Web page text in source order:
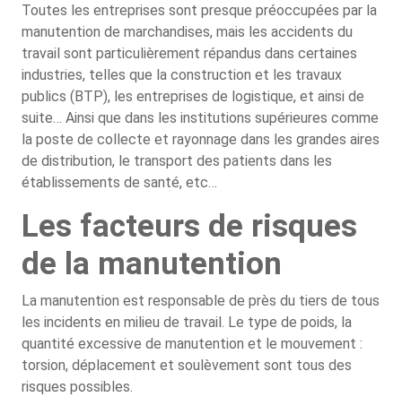
Toutes les entreprises sont presque préoccupées par la
manutention de marchandises, mais les accidents du
travail sont particulièrement répandus dans certaines
industries, telles que la construction et les travaux
publics (BTP), les entreprises de logistique, et ainsi de
suite… Ainsi que dans les institutions supérieures comme
la poste de collecte et rayonnage dans les grandes aires
de distribution, le transport des patients dans les
établissements de santé, etc…
Les facteurs de risques
de la manutention
La manutention est responsable de près du tiers de tous
les incidents en milieu de travail. Le type de poids, la
quantité excessive de manutention et le mouvement :
torsion, déplacement et soulèvement sont tous des
risques possibles.